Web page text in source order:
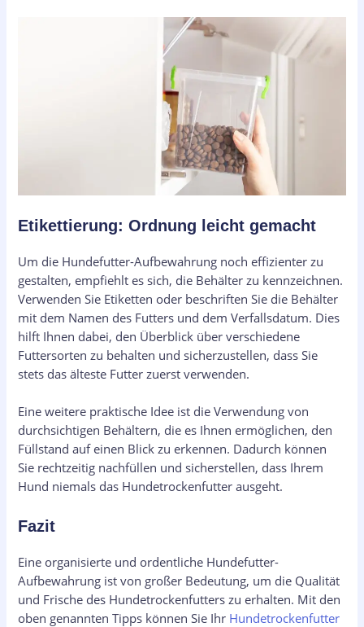
Etikettierung: Ordnung leicht gemacht
Um die Hundefutter-Aufbewahrung noch effizienter zu
gestalten, empfiehlt es sich, die Behälter zu kennzeichnen.
Verwenden Sie Etiketten oder beschriften Sie die Behälter
mit dem Namen des Futters und dem Verfallsdatum. Dies
hilft Ihnen dabei, den Überblick über verschiedene
Futtersorten zu behalten und sicherzustellen, dass Sie
stets das älteste Futter zuerst verwenden.
Eine weitere praktische Idee ist die Verwendung von
durchsichtigen Behältern, die es Ihnen ermöglichen, den
Füllstand auf einen Blick zu erkennen. Dadurch können
Sie rechtzeitig nachfüllen und sicherstellen, dass Ihrem
Hund niemals das Hundetrockenfutter ausgeht.
Fazit
Eine organisierte und ordentliche Hundefutter-
Aufbewahrung ist von großer Bedeutung, um die Qualität
und Frische des Hundetrockenfutters zu erhalten. Mit den
oben genannten Tipps können Sie Ihr Hundetrockenfutter